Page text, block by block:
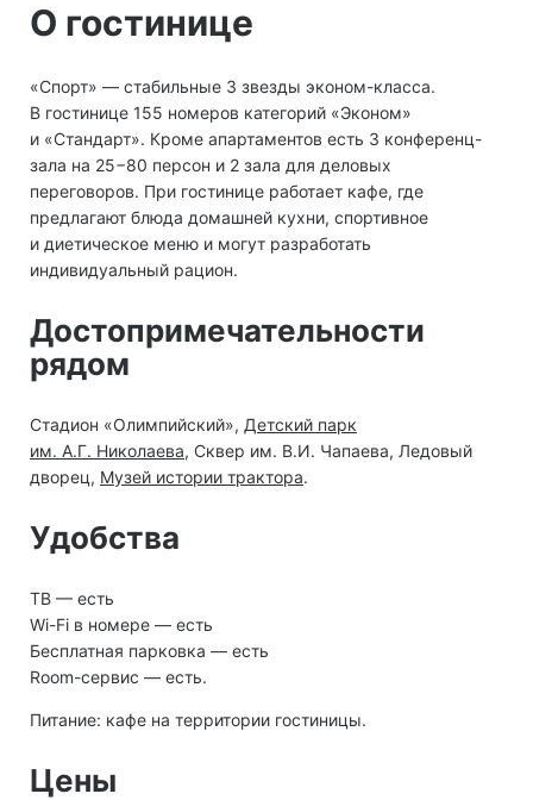
О гостинице
«Спорт» — стабильные 3 звезды эконом-класса.
В гостинице 155 номеров категорий «Эконом»
и «Стандарт». Кроме апартаментов есть 3 конференц-
зала на 25−80 персон и 2 зала для деловых
переговоров. При гостинице работает кафе, где
предлагают блюда домашней кухни, спортивное
и диетическое меню и могут разработать
индивидуальный рацион.
Достопримечательности
рядом
Стадион «Олимпийский», Детский парк
им. А.Г. Николаева, Сквер им. В.И. Чапаева, Ледовый
дворец, Музей истории трактора.
Удобства
ТВ — есть
Wi-Fi в номере — есть
Бесплатная парковка — есть
Room-сервис — есть.
Питание: кафе на территории гостиницы.
Цены